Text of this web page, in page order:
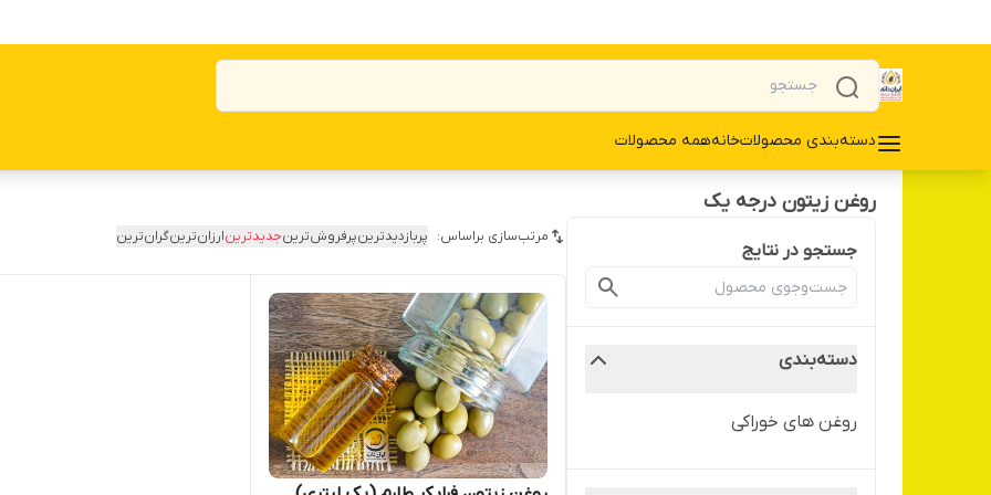
دسته‌بندی محصولاتخانههمه محصولات
روغن زیتون درجه یک
جستجو در نتایج
دسته‌بندی
روغن های خوراکی
مرتب‌سازی براساس: پربازدیدترینپرفروش‌ترینجدیدترینارزان‌ترینگران‌ترین